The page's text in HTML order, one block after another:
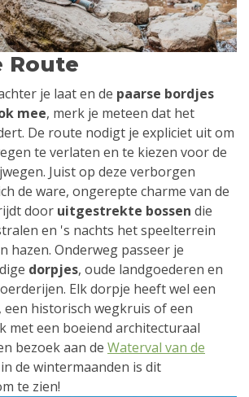
Route
je laat en de paarse bordjes
mee, merk je meteen dat het
De route nodigt je expliciet uit om
te verlaten en te kiezen voor de
Juist op deze verborgen
de ware, ongerepte charme van de
door uitgestrekte bossen die
en 's nachts het speelterrein
hazen. Onderweg passeer je
dorpjes, oude landgoederen en
Elk dorpje heeft wel een
historisch wegkruis of een
met een boeiend architecturaal
bezoek aan de Waterval van de
de wintermaanden is dit
te zien!